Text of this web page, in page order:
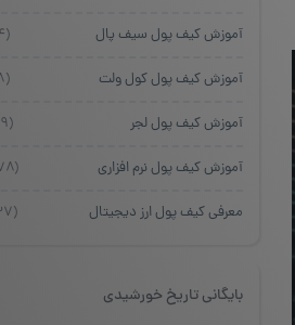
آموزش کیف پول سیف پال (۴)
آموزش کیف پول کول ولت (۸)
آموزش کیف پول لجر (۱۹)
آموزش کیف پول نرم افزاری (۷۸)
معرفی کیف پول ارز دیجیتال (۲۷)
بایگانی تاریخ خورشیدی